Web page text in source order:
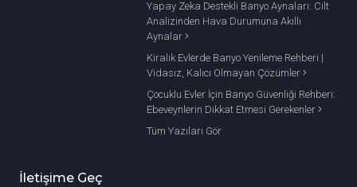
Yapay Zeka Destekli Banyo Aynaları: Cilt
Analizinden Hava Durumuna Akıllı
Aynalar
Kiralık Evlerde Banyo Yenileme Rehberi |
Vidasız, Kalıcı Olmayan Çözümler
Çocuklu Evler İçin Banyo Güvenliği Rehberi:
Ebeveynlerin Dikkat Etmesi Gerekenler
Tüm Yazıları Gör
İletişime Geç